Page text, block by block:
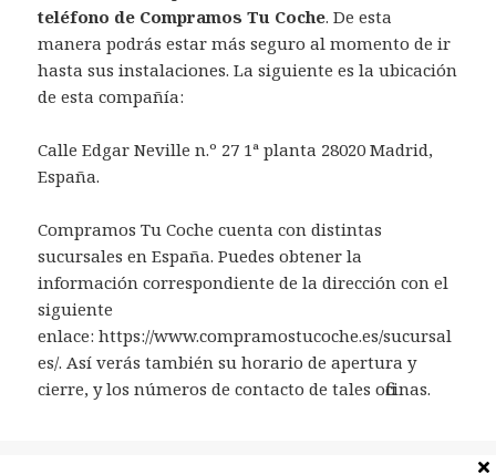
teléfono de Compramos Tu Coche. De esta
manera podrás estar más seguro al momento de ir
hasta sus instalaciones. La siguiente es la ubicación
de esta compañía:
Calle Edgar Neville n.º 27 1ª planta 28020 Madrid,
España.
Compramos Tu Coche cuenta con distintas
sucursales en España. Puedes obtener la
información correspondiente de la dirección con el
siguiente
enlace: https://www.compramostucoche.es/sucursal
es/. Así verás también su horario de apertura y
cierre, y los números de contacto de tales oficinas.